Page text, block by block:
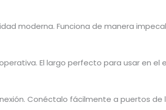
moderna. Funciona de manera
El largo perfecto para usar en el
Conéctalo fácilmente a puertos de